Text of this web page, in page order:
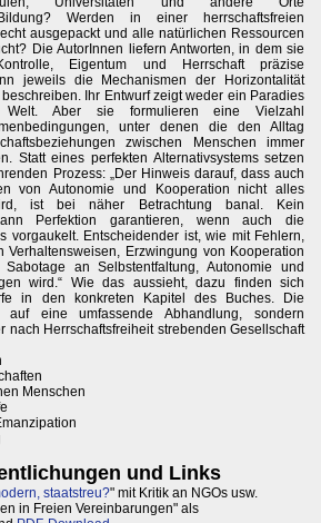
Werden in einer herrschaftsfreien
ausgepackt und alle natürlichen Ressourcen
Die AutorInnen liefern Antworten, in dem sie
Eigentum und Herrschaft präzise
jeweils die Mechanismen der Horizontalität
Ihr Entwurf zeigt weder ein Paradies
Aber sie formulieren eine Vielzahl
unter denen die den Alltag
zwischen Menschen immer
Statt eines perfekten Alternativsystems setzen
Prozess: „Der Hinweis darauf, dass auch
von Autonomie und Kooperation nicht alles
ist bei näher Betrachtung banal. Kein
Perfektion garantieren, wenn auch die
vorgaukelt. Entscheidender ist, wie mit Fehlern,
Verhaltensweisen, Erzwingung von Kooperation
an Selbstentfaltung, Autonomie und
wird.“ Wie das aussieht, dazu finden sich
in den konkreten Kapitel des Buches. Die
auf eine umfassende Abhandlung, sondern
nach Herrschaftsfreiheit strebenden Gesellschaft
Menschen
und Links
staatstreu?" mit Kritik an NGOs usw.
in Freien Vereinbarungen" als